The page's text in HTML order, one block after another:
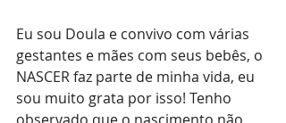
Eu sou Doula e convivo com várias
gestantes e mães com seus bebês, o
NASCER faz parte de minha vida, eu
sou muito grata por isso! Tenho